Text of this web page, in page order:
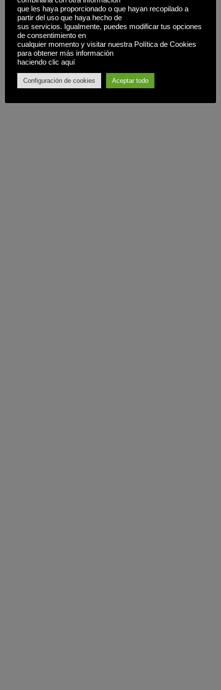
que les haya proporcionado o que hayan recopilado a
partir del uso que haya hecho de
sus servicios. Igualmente, puedes modificar tus opciones
de consentimiento en
cualquier momento y visitar nuestra Política de Cookies
para obtener más información
haciendo clic aquí
Configuración de cookies Aceptar todo